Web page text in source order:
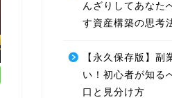
んざりしてあなた
す資産構築の思考
【永久保存版】副
い！初心者が知る
口と見分け方